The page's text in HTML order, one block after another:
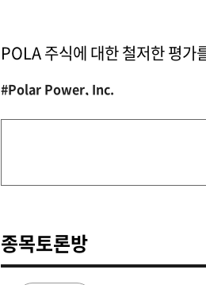
POLA 주식에 대한 철저한 평가
#Polar Power, Inc.
종목토론방